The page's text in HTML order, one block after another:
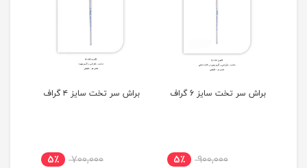
براش سر تخت سایز 6 گراف
900,000 5٪
براش سر تخت سایز ۴ گراف
700,000 5٪